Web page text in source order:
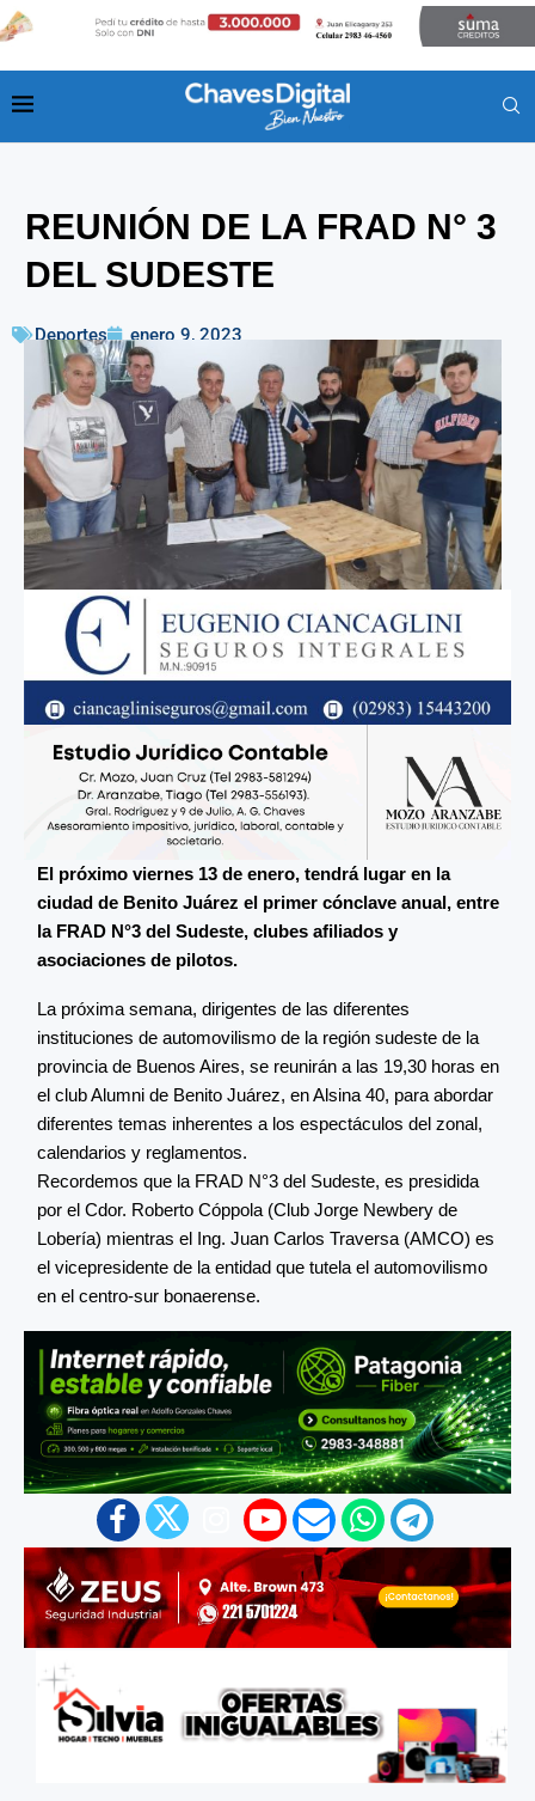
REUNIÓN DE LA FRAD N° 3
DEL SUDESTE
Deportes enero 9, 2023
El próximo viernes 13 de enero, tendrá lugar en la
ciudad de Benito Juárez el primer cónclave anual, entre
la FRAD N°3 del Sudeste, clubes afiliados y
asociaciones de pilotos.
La próxima semana, dirigentes de las diferentes
instituciones de automovilismo de la región sudeste de la
provincia de Buenos Aires, se reunirán a las 19,30 horas en
el club Alumni de Benito Juárez, en Alsina 40, para abordar
diferentes temas inherentes a los espectáculos del zonal,
calendarios y reglamentos.
Recordemos que la FRAD N°3 del Sudeste, es presidida
por el Cdor. Roberto Cóppola (Club Jorge Newbery de
Lobería) mientras el Ing. Juan Carlos Traversa (AMCO) es
el vicepresidente de la entidad que tutela el automovilismo
en el centro-sur bonaerense.